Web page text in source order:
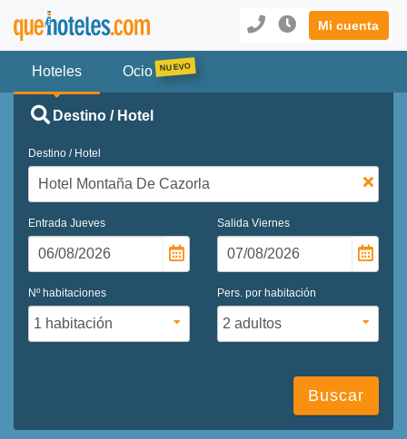
Mi cuenta
Hoteles Ocio
Destino / Hotel
Destino / Hotel
Entrada Jueves Salida Viernes
Nº habitaciones Pers. por habitación
Buscar